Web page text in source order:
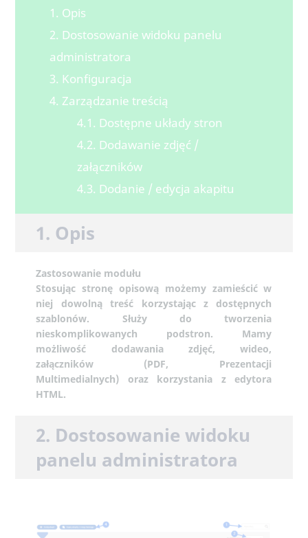
1. Opis
2. Dostosowanie widoku panelu
administratora
3. Konfiguracja
4. Zarządzanie treścią
4.1. Dostępne układy stron
4.2. Dodawanie zdjęć /
załączników
4.3. Dodanie / edycja akapitu
1. Opis
Zastosowanie modułu
Stosując stronę opisową możemy zamieścić w
niej dowolną treść korzystając z dostępnych
szablonów. Służy do tworzenia
nieskomplikowanych podstron. Mamy
możliwość dodawania zdjęć, wideo,
załączników (PDF, Prezentacji
Multimedialnych) oraz korzystania z edytora
HTML.
2. Dostosowanie widoku
panelu administratora